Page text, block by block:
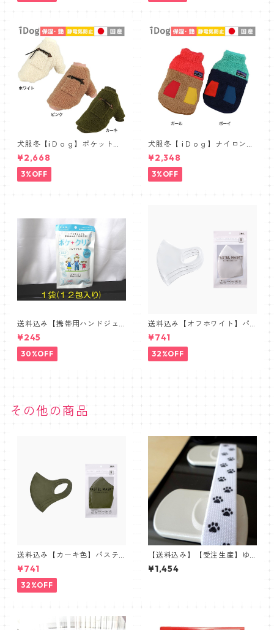
犬服冬【iＤｏｇ】ポケット付
ボアトレーナー 日本製・保湿
ツヤＵＰ静電気防止
¥2,668
3%OFF
犬服冬【 iＤｏｇ】ナイロンポ
ケット切替ベスト 日本製 保
湿ツヤＵＰ静電気防止
¥2,348
3%OFF
送料込み【携帯用ハンドジェ
ル１２包入り×１袋】外出先で
便利アイテム、アルコール洗
浄タイプ
¥245
30%OFF
送料込み【オフホワイト】パ
ステルマスク三層構造３D【P
ASTEL MASK】抗菌防臭・肌
に優しい布マスク 3枚セット
¥741
32%OFF
その他の商品
送料込み【カーキ色】パステ
ルマスク三層構造３D【PASTE
L MASK】抗菌防臭・肌に優し
い布マスク 3枚セット
¥741
32%OFF
【送料込み】【受注生産】ゆ
び楽ちんバンド【２連バージ
ョン】オリジナル肉球プリン
¥1,454